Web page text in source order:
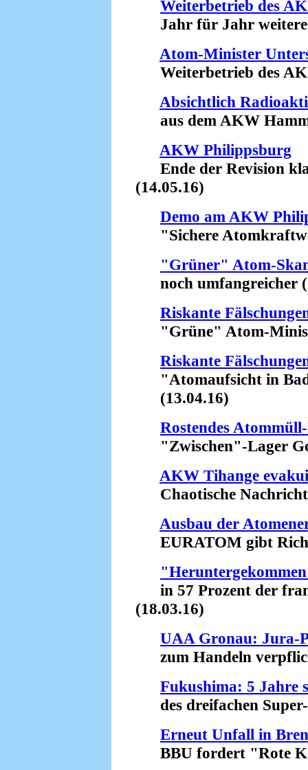
Weiterbetrieb des
Jahr für Jahr weitere
Atom-Minister
Weiterbetrieb des
Absichtlich
aus dem AKW
AKW Philippsburg
Ende der Revision
(14.05.16)
Demo am AKW
"Sichere
"Grüner" Atom-
noch umfangreicher
Riskante
"Grüne" Atom-
Riskante
"Atomaufsicht in
(13.04.16)
Rostendes
"Zwischen"-Lager
AKW Tihange
Chaotische
Ausbau der
EURATOM gibt
in 57 Prozent der
(18.03.16)
UAA Gronau: Jura-
zum Handeln
Fukushima: 5 Jahre
des dreifachen
Erneut Unfall in
BBU fordert "Rote